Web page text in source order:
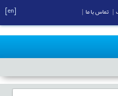
تماس با ما